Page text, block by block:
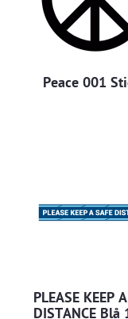
Peace 001
PLEASE KEEP
DISTANCE Blå